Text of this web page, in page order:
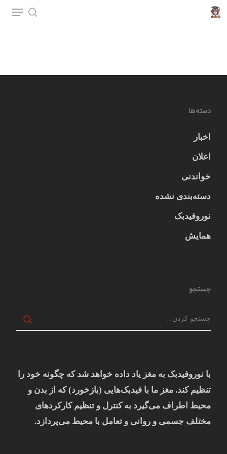
دسته‌ها
اخبار
اعلان
خواندنی
دسته‌بندی نشده
نوروفیدبک
همایش
جستجو
با نوروفیدبک به مغز ياد داده خواهد شد كه چگونه خود را
تنظيم كند. مغز ما با فيدبک‌هايی (بازخورد) که از بدن و
محيط اطراف می‌گيرد به کنترل و تنظيم کارکردهای
مختلف جسمی و روانی و تعامل با محيط می‌پردازد.